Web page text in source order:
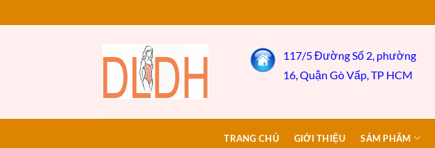
qua
117/5 Đường Số 2, phường
16, Quận GòVấp,TP HCM
TRANG CHỦ GIỚI THIỆU SẢM PHẨM